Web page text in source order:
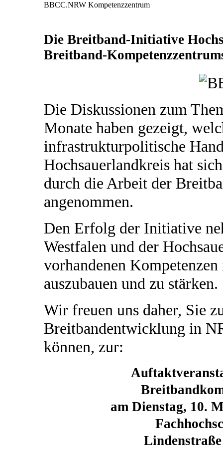
BBCC.NRW Kompetenzzentrum
Die Breitband-Initiative
Breitband-
Die Diskussionen zum
Monate haben gezeigt,
infrastrukturpolitische
Hochsauerlandkreis hat
durch die Arbeit der
angenommen.
Den Erfolg der Initiative
Westfalen und der
vorhandenen
auszubauen und zu stärken.
Wir freuen uns daher, Sie
Breitbandentwicklung in
können, zur:
am Dienstag, 10.
Lindenstraße